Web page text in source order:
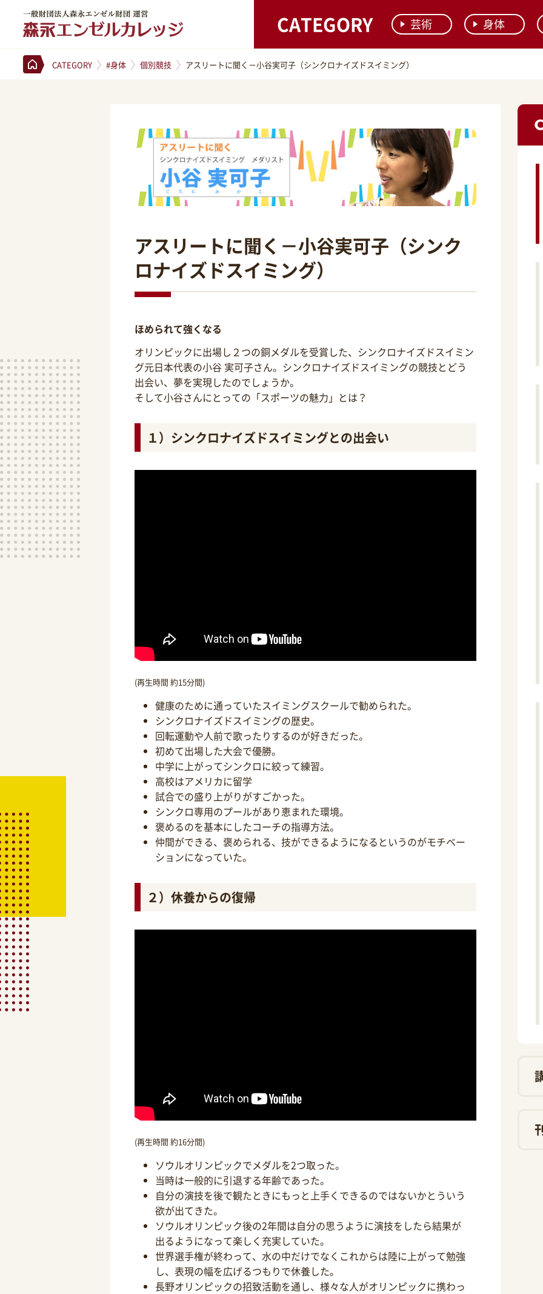
CATEGORY 芸術 身体
CATEGORY #身体 個別競技 アスリートに聞く－小谷実可子（シンクロナイズドスイミング）
アスリートに聞く－小谷実可子（シンク
ロナイズドスイミング）
ほめられて強くなる
オリンピックに出場し２つの銅メダルを受賞した、シンクロナイズドスイミン
グ元日本代表の小谷 実可子さん。シンクロナイズドスイミングの競技とどう
出会い、夢を実現したのでしょうか。
そして小谷さんにとっての「スポーツの魅力」とは？
１）シンクロナイズドスイミングとの出会い
(再生時間 約15分間)
健康のために通っていたスイミングスクールで勧められた。
シンクロナイズドスイミングの歴史。
回転運動や人前で歌ったりするのが好きだった。
初めて出場した大会で優勝。
中学に上がってシンクロに絞って練習。
高校はアメリカに留学
試合での盛り上がりがすごかった。
シンクロ専用のプールがあり恵まれた環境。
褒めるのを基本にしたコーチの指導方法。
仲間ができる、褒められる、技ができるようになるというのがモチベー
ションになっていた。
２）休養からの復帰
(再生時間 約16分間)
ソウルオリンピックでメダルを2つ取った。
当時は一般的に引退する年齢であった。
自分の演技を後で観たときにもっと上手くできるのではないかとういう
欲が出てきた。
ソウルオリンピック後の2年間は自分の思うように演技をしたら結果が
出るようになって楽しく充実していた。
世界選手権が終わって、水の中だけでなくこれからは陸に上がって勉強
し、表現の幅を広げるつもりで休養した。
長野オリンピックの招致活動を通し、様々な人がオリンピックに携わっ